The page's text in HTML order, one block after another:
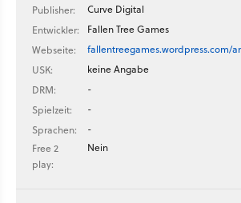
Publisher:
Curve Digital
Entwickler:
Fallen Tree Games
Webseite:
fallentreegames.wordpress.com/
USK:
keine Angabe
DRM:
-
Spielzeit:
-
Sprachen:
-
Free 2
play:
Nein